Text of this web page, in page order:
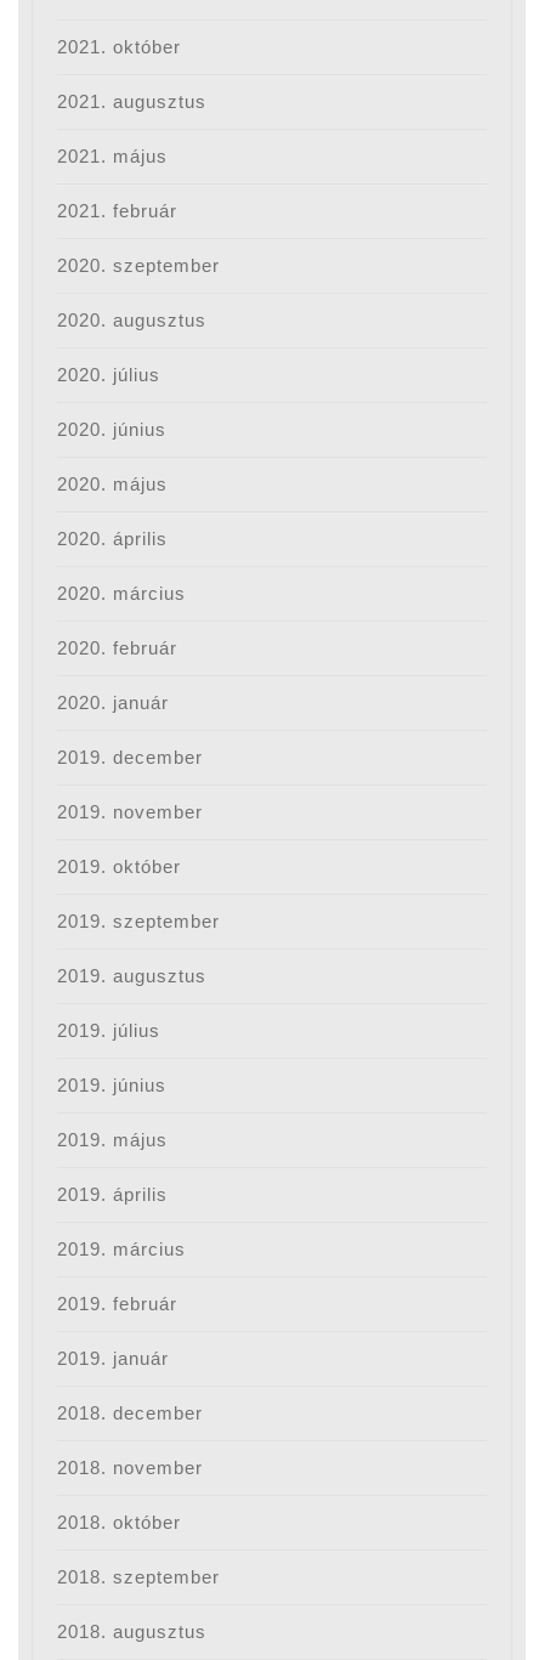
2021. október
2021. augusztus
2021. május
2021. február
2020. szeptember
2020. augusztus
2020. július
2020. június
2020. május
2020. április
2020. március
2020. február
2020. január
2019. december
2019. november
2019. október
2019. szeptember
2019. augusztus
2019. július
2019. június
2019. május
2019. április
2019. március
2019. február
2019. január
2018. december
2018. november
2018. október
2018. szeptember
2018. augusztus